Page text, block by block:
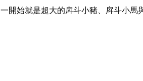
一開始就是超大的戽斗小豬、戽斗小馬